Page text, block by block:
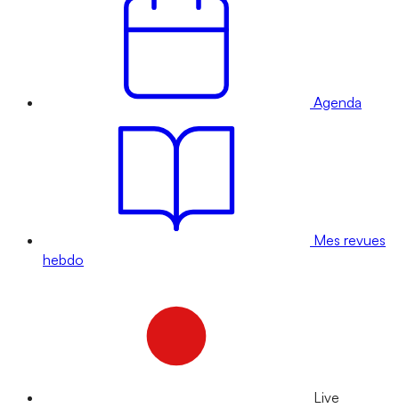
Agenda
Mes revues
hebdo
Live